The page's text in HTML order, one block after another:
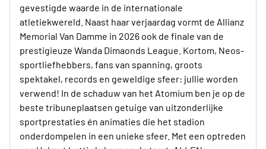
gevestigde waarde in de internationale
atletiekwereld. Naast haar verjaardag vormt de Allianz
Memorial Van Damme in 2026 ook de finale van de
prestigieuze Wanda Dimaonds League. Kortom, Neos-
sportliefhebbers, fans van spanning, groots
spektakel, records en geweldige sfeer: jullie worden
verwend! In de schaduw van het Atomium ben je op de
beste tribuneplaatsen getuige van uitzonderlijke
sportprestaties én animaties die het stadion
onderdompelen in een unieke sfeer. Met een optreden